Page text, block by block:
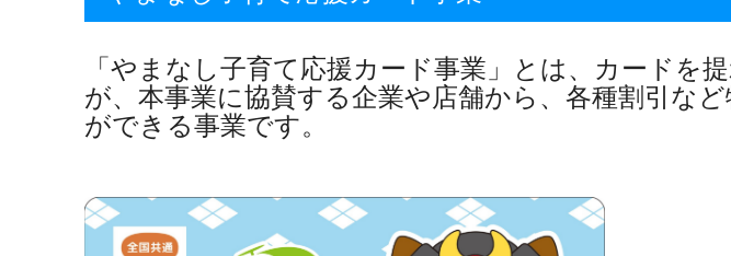
「やまなし子育て応援カード事業」とは、カードを
が、本事業に協賛する企業や店舗から、各種割引な
ができる事業です。